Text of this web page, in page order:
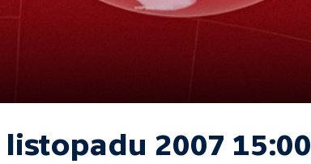
listopadu 2007 15:00